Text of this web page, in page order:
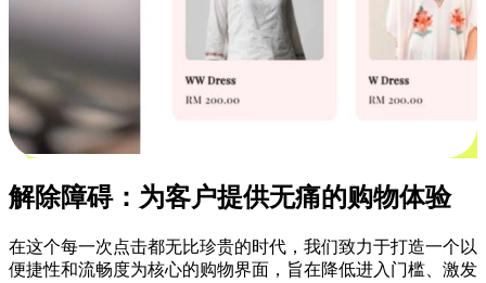
解除障碍：为客户提供无痛的购物体验
在这个每一次点击都无比珍贵的时代，我们致力于打造一个以
便捷性和流畅度为核心的购物界面，旨在降低进入门槛、激发